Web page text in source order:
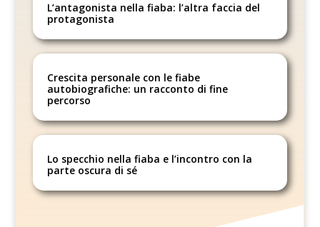
L’antagonista nella fiaba: l’altra faccia del
protagonista
Crescita personale con le fiabe
autobiografiche: un racconto di fine
percorso
Lo specchio nella fiaba e l’incontro con la
parte oscura di sé